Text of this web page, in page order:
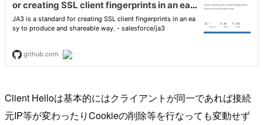
Client Helloは基本的にはクライアントが同一であれば接続
元IP等が変わったりCookieの削除等を行なっても変動せず